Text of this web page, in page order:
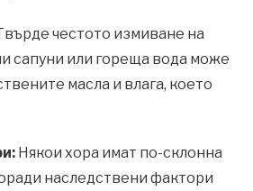
честото измиване на
сапуни или гореща вода може
масла и влага, което
Някои хора имат по-склонна
наследствени фактори